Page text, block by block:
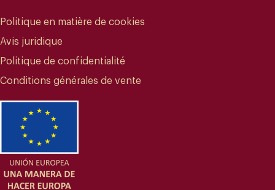
Politique en matière de cookies
Avis juridique
Politique de confidentialité
Conditions générales de vente